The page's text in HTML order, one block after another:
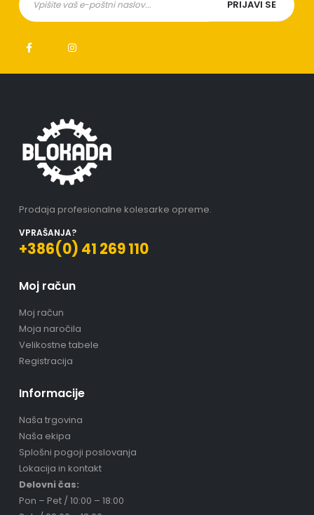
Prodaja profesionalne kolesarke opreme.
VPRAŠANJA?
+386(0) 41 269 110
Moj račun
Moj račun
Moja naročila
Velikostne tabele
Registracija
Informacije
Naša trgovina
Naša ekipa
Splošni pogoji poslovanja
Lokacija in kontakt
Delovni čas:
Pon – Pet / 10:00 – 18:00